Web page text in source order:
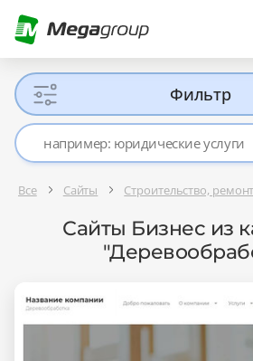
Фильтр
Все Сайты Строительство, ремонт
Сайты Бизнес из